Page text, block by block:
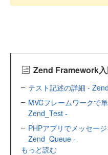
Zend Framework
テスト記述の詳細 -
MVCフレームワークで
Zend_Test -
PHPアプリでメッセー
Zend_Queue -
もっと読む